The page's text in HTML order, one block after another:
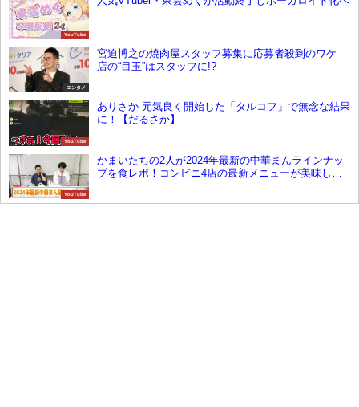
YouTube
エンタメ
宮迫博之の焼肉屋スタッフ募集に応募者殺到のワケ
店の“目玉”はスタッフに!?
YouTube
ありさか 元気良く開始した「タルコフ」で無念な結果
に！【だるさか】
YouTube
かまいたちの2人が2024年最新の中華まんラインナッ
プを食レポ！コンビニ4店の最新メニューが美味しそ